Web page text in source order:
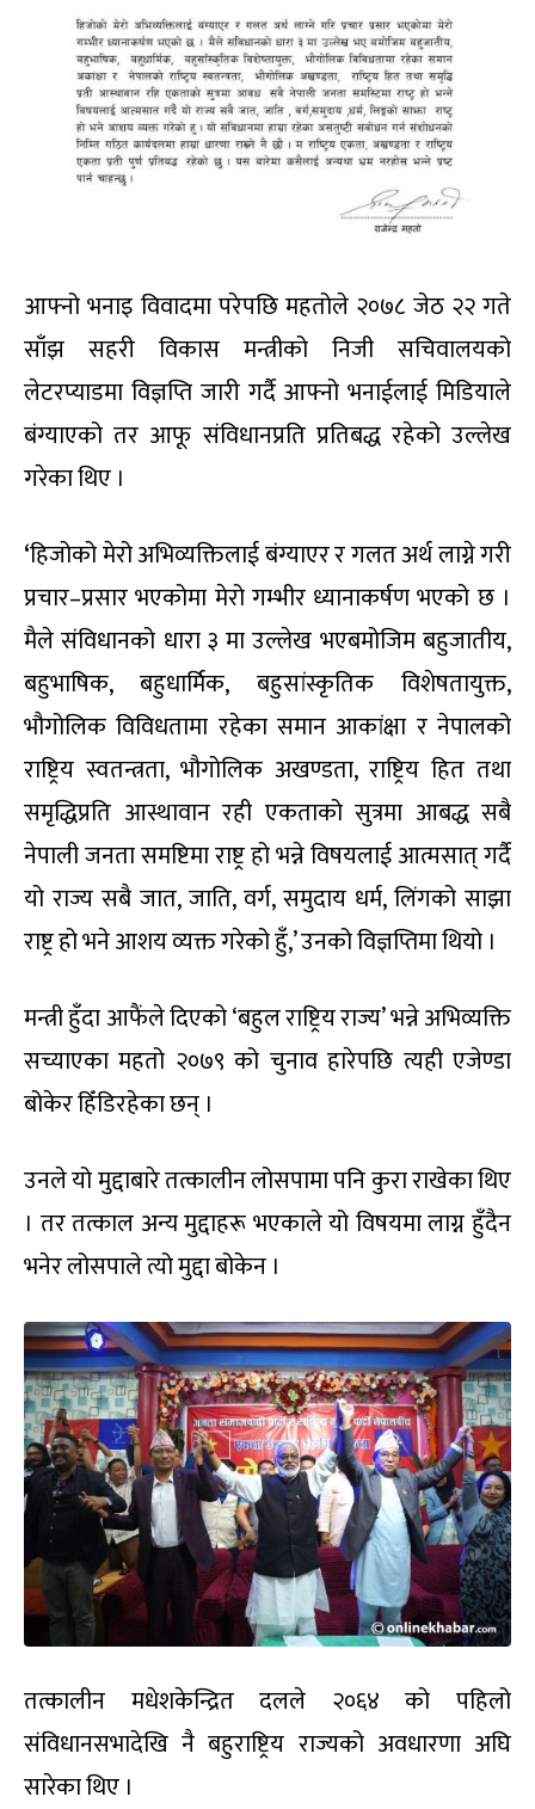
आफ्नो भनाइ विवादमा परेपछि महतोले २०७८ जेठ २२ गते
साँझ सहरी विकास मन्त्रीको निजी सचिवालयको
लेटरप्याडमा विज्ञप्ति जारी गर्दै आफ्नो भनाईलाई मिडियाले
बंग्याएको तर आफू संविधानप्रति प्रतिबद्ध रहेको उल्लेख
गरेका थिए ।
‘हिजोको मेरो अभिव्यक्तिलाई बंग्याएर र गलत अर्थ लाग्ने गरी
प्रचार–प्रसार भएकोमा मेरो गम्भीर ध्यानाकर्षण भएको छ ।
मैले संविधानको धारा ३ मा उल्लेख भएबमोजिम बहुजातीय,
बहुभाषिक, बहुधार्मिक, बहुसांस्कृतिक विशेषतायुक्त,
भौगोलिक विविधतामा रहेका समान आकांक्षा र नेपालको
राष्ट्रिय स्वतन्त्रता, भौगोलिक अखण्डता, राष्ट्रिय हित तथा
समृद्धिप्रति आस्थावान रही एकताको सुत्रमा आबद्ध सबै
नेपाली जनता समष्टिमा राष्ट्र हो भन्ने विषयलाई आत्मसात् गर्दै
यो राज्य सबै जात, जाति, वर्ग, समुदाय धर्म, लिंगको साझा
राष्ट्र हो भने आशय व्यक्त गरेको हुँ,’ उनको विज्ञप्तिमा थियो ।
मन्त्री हुँदा आफैंले दिएको ‘बहुल राष्ट्रिय राज्य’ भन्ने अभिव्यक्ति
सच्याएका महतो २०७९ को चुनाव हारेपछि त्यही एजेण्डा
बोकेर हिँडिरहेका छन् ।
उनले यो मुद्दाबारे तत्कालीन लोसपामा पनि कुरा राखेका थिए
। तर तत्काल अन्य मुद्दाहरू भएकाले यो विषयमा लाग्न हुँदैन
भनेर लोसपाले त्यो मुद्दा बोकेन ।
तत्कालीन मधेशकेन्द्रित दलले २०६४ को पहिलो
संविधानसभादेखि नै बहुराष्ट्रिय राज्यको अवधारणा अघि
सारेका थिए ।